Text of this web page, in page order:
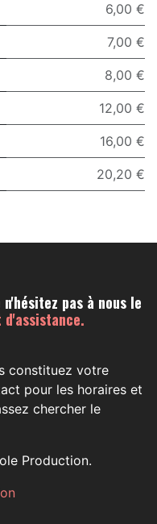
6,00 €
7,00 €
8,00 €
12,00 €
16,00 €
20,20 €
pas à nous le
constituez votre
pour les horaires et
chercher le
Production.